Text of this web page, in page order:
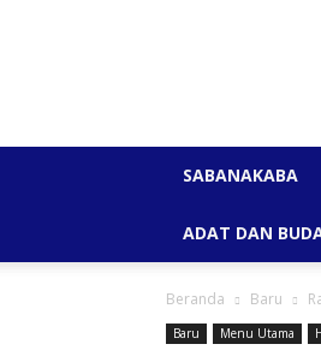
SABANAKABA
ADAT DAN
Beranda Baru
Baru Menu Utama